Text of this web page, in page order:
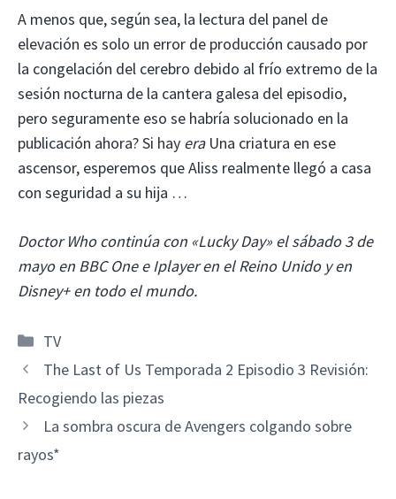
A menos que, según sea, la lectura del panel de
elevación es solo un error de producción causado por
la congelación del cerebro debido al frío extremo de la
sesión nocturna de la cantera galesa del episodio,
pero seguramente eso se habría solucionado en la
publicación ahora? Si hay eraUna criatura en ese
ascensor, esperemos que Aliss realmente llegó a casa
con seguridad a su hija …
Doctor Who continúa con «Lucky Day» el sábado 3 de
mayo en BBC One e Iplayer en el Reino Unido y en
Disney+ en todo el mundo.
Categorías
TV
The Last of Us Temporada 2 Episodio 3 Revisión:
Recogiendo las piezas
La sombra oscura de Avengers colgando sobre
rayos*